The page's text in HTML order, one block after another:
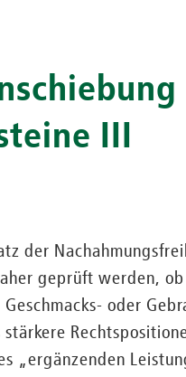
III
der
geprüft werden,
oder
„ergänzenden